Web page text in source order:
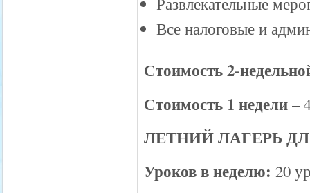
Все налоговые и
Стоимость 2-
Стоимость 1 недели –
ЛЕТНИЙ ЛАГЕРЬ
Уроков в неделю: 20